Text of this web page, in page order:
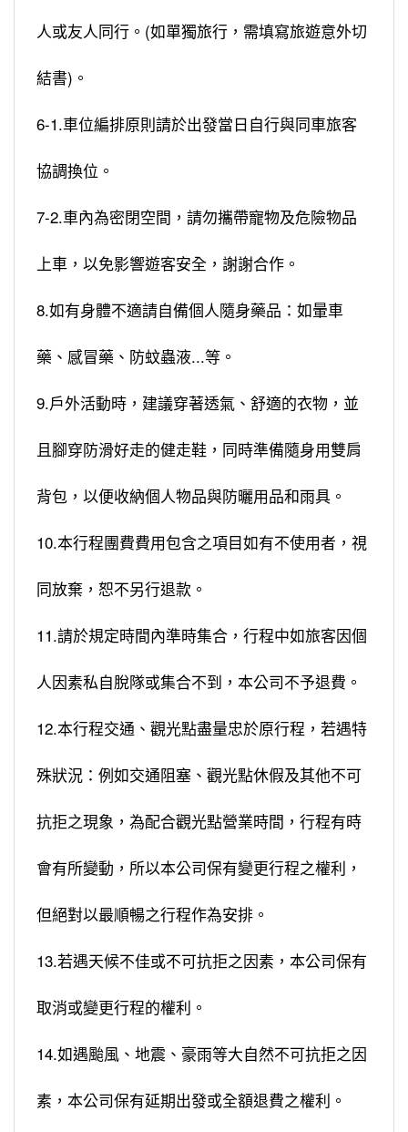
人或友人同行。(如單獨旅行，需填寫旅遊意外切
結書)。
6-1.車位編排原則請於出發當日自行與同車旅客
協調換位。
7-2.車內為密閉空間，請勿攜帶寵物及危險物品
上車，以免影響遊客安全，謝謝合作。
8.如有身體不適請自備個人隨身藥品：如暈車
藥、感冒藥、防蚊蟲液...等。
9.戶外活動時，建議穿著透氣、舒適的衣物，並
且腳穿防滑好走的健走鞋，同時準備隨身用雙肩
背包，以便收納個人物品與防曬用品和雨具。
10.本行程團費費用包含之項目如有不使用者，視
同放棄，恕不另行退款。
11.請於規定時間內準時集合，行程中如旅客因個
人因素私自脫隊或集合不到，本公司不予退費。
12.本行程交通、觀光點盡量忠於原行程，若遇特
殊狀況：例如交通阻塞、觀光點休假及其他不可
抗拒之現象，為配合觀光點營業時間，行程有時
會有所變動，所以本公司保有變更行程之權利，
但絕對以最順暢之行程作為安排。
13.若遇天候不佳或不可抗拒之因素，本公司保有
取消或變更行程的權利。
14.如遇颱風、地震、豪雨等大自然不可抗拒之因
素，本公司保有延期出發或全額退費之權利。